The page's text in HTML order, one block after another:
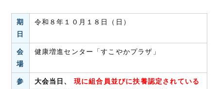
期
日
令和８年１０月１８日（日）
会
場
健康増進センター「すこやかプラザ」
参
大会当日、 現に組合員並びに扶養認定されている